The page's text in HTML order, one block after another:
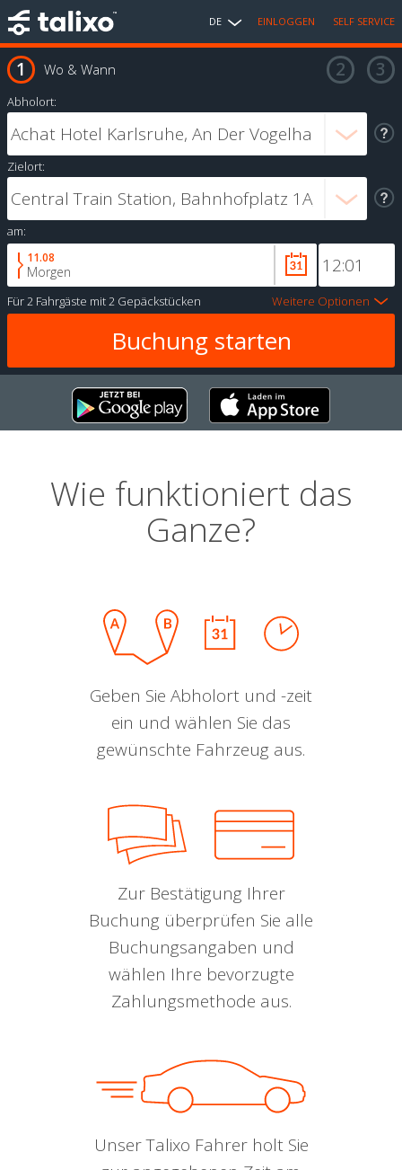
DE EINLOGGEN SELF SERVICE
Wo & Wann
Abholort:
Zielort:
am:
11.08
Morgen
Für2 Fahrgäste mit2 Gepäckstücken Weitere Optionen
Wie funktioniert das
Ganze?
Geben Sie Abholort und -zeit
ein und wählen Sie das
gewünschte Fahrzeug aus.
Zur Bestätigung Ihrer
Buchung überprüfen Sie alle
Buchungsangaben und
wählen Ihre bevorzugte
Zahlungsmethode aus.
Unser Talixo Fahrer holt Sie